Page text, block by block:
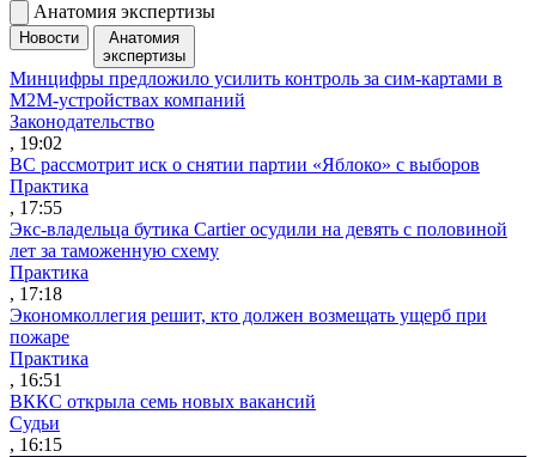
Анатомия экспертизы
Новости
Анатомия
экспертизы
Минцифры предложило усилить контроль за сим-картами в
M2M-устройствах компаний
Законодательство
, 19:02
ВС рассмотрит иск о снятии партии «Яблоко» с выборов
Практика
, 17:55
Экс-владельца бутика Cartier осудили на девять с половиной
лет за таможенную схему
Практика
, 17:18
Экономколлегия решит, кто должен возмещать ущерб при
пожаре
Практика
, 16:51
ВККС открыла семь новых вакансий
Судьи
, 16:15